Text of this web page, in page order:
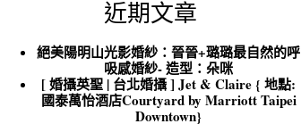
近期文章
絕美陽明山光影婚紗：晉晉+璐璐最自然的呼
吸感婚紗- 造型：朵咪
[ 婚攝英聖 | 台北婚攝 ] Jet & Claire { 地點:
國泰萬怡酒店Courtyard by Marriott Taipei
Downtown}